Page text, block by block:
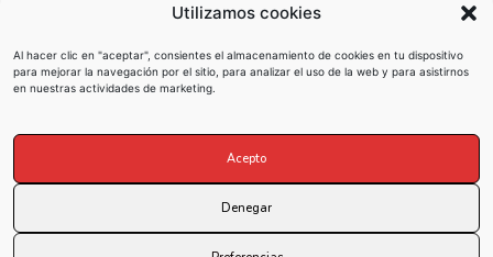
Utilizamos cookies
Al hacer clic en "aceptar", consientes el almacenamiento de cookies en tu dispositivo
para mejorar la navegación por el sitio, para analizar el uso de la web y para asistirnos
en nuestras actividades de marketing.
Acepto
Denegar